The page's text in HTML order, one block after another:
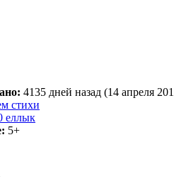
4135 дней назад (14 апреля
стихи
еллык
5+